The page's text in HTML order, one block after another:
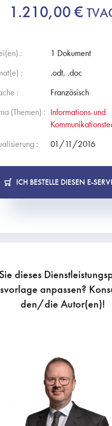
1.210,00€
:
1 Dokument
:
.odt, .doc
:
Französisch
(Themen) : Informations-und
:
01/11/2016
ICH BESTELLE DIESEN E-
dieses
anpassen?
den/die Autor(en)!